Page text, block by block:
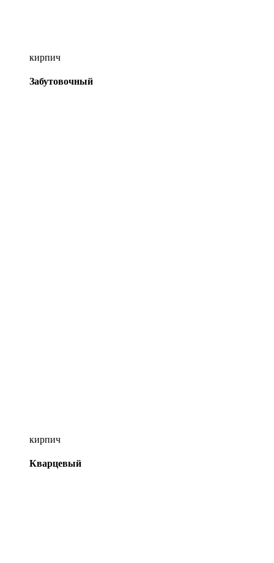
кирпич
Забутовочный
кирпич
Кварцевый